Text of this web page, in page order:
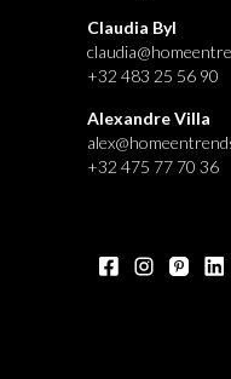
Claudia Byl
+32 483 25 56 90
Alexandre Villa
+32 475 77 70 36